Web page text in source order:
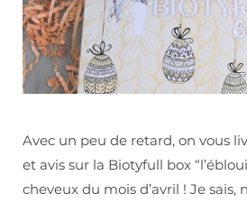
Avec un peu de retard, on vous
et avis sur la Biotyfull box
cheveux du mois d’avril ! Je sais,